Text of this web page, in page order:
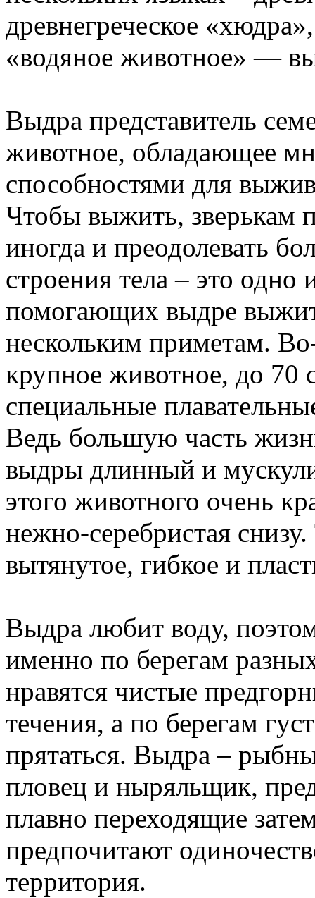
древнегреческое
«водяное животное» —
Выдра представитель
животное, обладающее
способностями для
Чтобы выжить, зверькам
иногда и преодолевать
строения тела – это
помогающих выдре
нескольким приметам.
крупное животное, до 70
специальные
Ведь большую часть
выдры длинный и
этого животного очень
нежно-серебристая
вытянутое, гибкое и
Выдра любит воду,
именно по берегам
нравятся чистые
течения, а по берегам
прятаться. Выдра –
пловец и ныряльщик,
плавно переходящие
предпочитают
территория.